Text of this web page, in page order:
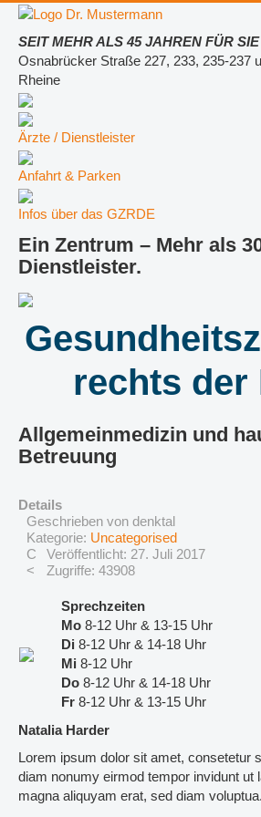
SEIT MEHR ALS 45 JAHREN FÜR
Osnabrücker Straße 227, 233, 235-237
Rheine
Ärzte / Dienstleister
Anfahrt & Parken
Infos über das GZRDE
Ein Zentrum – Mehr als
Dienstleister.
rechts der
Allgemeinmedizin und
Betreuung
Details
Geschrieben von denktal
Kategorie: Uncategorised
Veröffentlicht: 27. Juli 2017
Zugriffe: 43908
Sprechzeiten
Mo 8-12 Uhr & 13-15 Uhr
Di 8-12 Uhr & 14-18 Uhr
Mi 8-12 Uhr
Do 8-12 Uhr & 14-18 Uhr
Fr 8-12 Uhr & 13-15 Uhr
Natalia Harder
Lorem ipsum dolor sit amet, consetetur
diam nonumy eirmod tempor invidunt ut
magna aliquyam erat, sed diam voluptua.